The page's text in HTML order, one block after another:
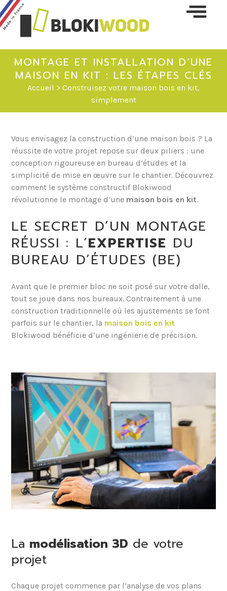
MONTAGE ET INSTALLATION D’UNE
MAISON EN KIT : LES ÉTAPES CLÉS
Accueil > Construisez votre maison bois en kit,
simplement
Vous envisagez la construction d’une maison bois ? La
réussite de votre projet repose sur deux piliers : une
conception rigoureuse en bureau d’études et la
simplicité de mise en œuvre sur le chantier. Découvrez
comment le système constructif Blokiwood
révolutionne le montage d’une maison bois en kit.
LE SECRET D’UN MONTAGE
RÉUSSI : L’EXPERTISE DU
BUREAU D’ÉTUDES (BE)
Avant que le premier bloc ne soit posé sur votre dalle,
tout se joue dans nos bureaux. Contrairement à une
construction traditionnelle où les ajustements se font
parfois sur le chantier, la maison bois en kit
Blokiwood bénéficie d’une ingénierie de précision.
La modélisation 3D de votre
projet
Chaque projet commence par l’analyse de vos plans